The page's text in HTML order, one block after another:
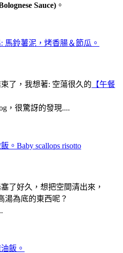
Sauce) 。
馬鈴薯泥，烤香腸＆節瓜。
了，我想著: 空蕩很久的 【午餐
，很驚訝的發現....
。Baby scallops risotto
了好久，想把空間清出來，
湯為底的東西呢？
飯。